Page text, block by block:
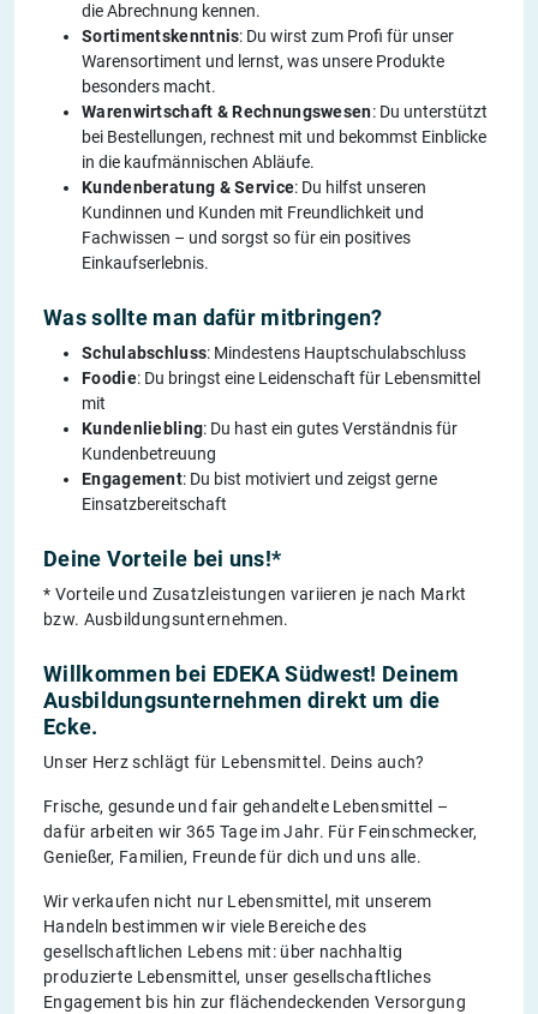
die Abrechnung kennen.
Sortimentskenntnis: Du wirst zum Profi für unser
Warensortiment und lernst, was unsere Produkte
besonders macht.
Warenwirtschaft & Rechnungswesen: Du unterstützt
bei Bestellungen, rechnest mit und bekommst Einblicke
in die kaufmännischen Abläufe.
Kundenberatung & Service: Du hilfst unseren
Kundinnen und Kunden mit Freundlichkeit und
Fachwissen – und sorgst so für ein positives
Einkaufserlebnis.
Was sollte man dafür mitbringen?
Schulabschluss: Mindestens Hauptschulabschluss
Foodie: Du bringst eine Leidenschaft für Lebensmittel
mit
Kundenliebling: Du hast ein gutes Verständnis für
Kundenbetreuung
Engagement: Du bist motiviert und zeigst gerne
Einsatzbereitschaft
Deine Vorteile bei uns!*
* Vorteile und Zusatzleistungen variieren je nach Markt
bzw. Ausbildungsunternehmen.
Willkommen bei EDEKA Südwest! Deinem
Ausbildungsunternehmen direkt um die
Ecke.
Unser Herz schlägt für Lebensmittel. Deins auch?
Frische, gesunde und fair gehandelte Lebensmittel –
dafür arbeiten wir 365 Tage im Jahr. Für Feinschmecker,
Genießer, Familien, Freunde für dich und uns alle.
Wir verkaufen nicht nur Lebensmittel, mit unserem
Handeln bestimmen wir viele Bereiche des
gesellschaftlichen Lebens mit: über nachhaltig
produzierte Lebensmittel, unser gesellschaftliches
Engagement bis hin zur flächendeckenden Versorgung